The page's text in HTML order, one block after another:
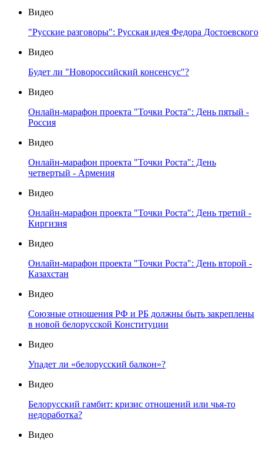
Видео
"Русские разговоры": Русская идея Федора Достоевского
Видео
Будет ли "Новороссийский консенсус"?
Видео
Онлайн-марафон проекта "Точки Роста": День пятый -
Россия
Видео
Онлайн-марафон проекта "Точки Роста": День
четвертый - Армения
Видео
Онлайн-марафон проекта "Точки Роста": День третий -
Киргизия
Видео
Онлайн-марафон проекта "Точки Роста": День второй -
Казахстан
Видео
Союзные отношения РФ и РБ должны быть закреплены
в новой белорусской Конституции
Видео
Упадет ли «белорусский балкон»?
Видео
Белорусский гамбит: кризис отношений или чья-то
недоработка?
Видео